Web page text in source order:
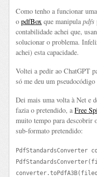
Como tenho a funcionar
opdfBox que manipulapdfs
contabilidade achei que,
solucionar o problema.
achei) esta capacidade.
Voltei a pedir ao ChatGPT
só me deu um
Dei mais uma volta à Net e
fazia o pretendido, aFree
muito tempo para descobrir
sub-formato pretendido:
PdfStandardsConverter